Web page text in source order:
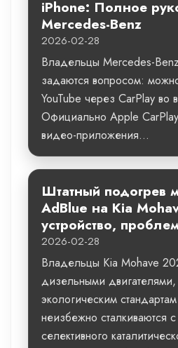
iPhone: Полное
Mercedes-Benz
2026-02-28
Владельцы Mercedes-
задаются вопросом:
YouTube через CarPlay во
Официально Apple
видео-приложения...
Штатный подогрев
AdBlue на Kia
устройство,
2026-02-28
Владельцы Kia Mohave
дизельными двигателями,
экологическим
неизбежно сталкиваются
селективного